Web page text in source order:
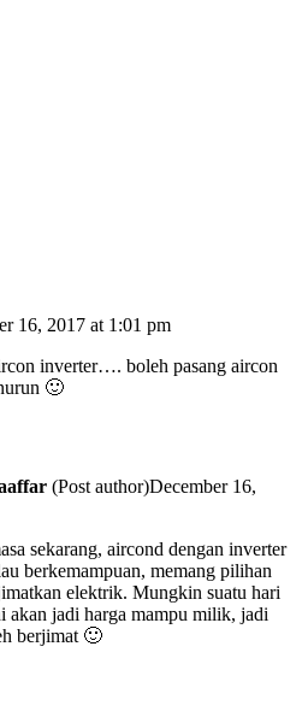
16, 2017 at 1:01 pm
inverter…. boleh pasang aircon
🙂
(Post author)December 16,
sekarang, aircond dengan inverter
berkemampuan, memang pilihan
elektrik. Mungkin suatu hari
akan jadi harga mampu milik, jadi
berjimat 🙂